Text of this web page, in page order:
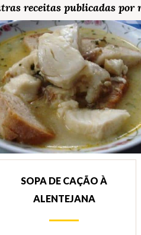
receitas publicadas por
SOPA DE CAÇÃO À
ALENTEJANA